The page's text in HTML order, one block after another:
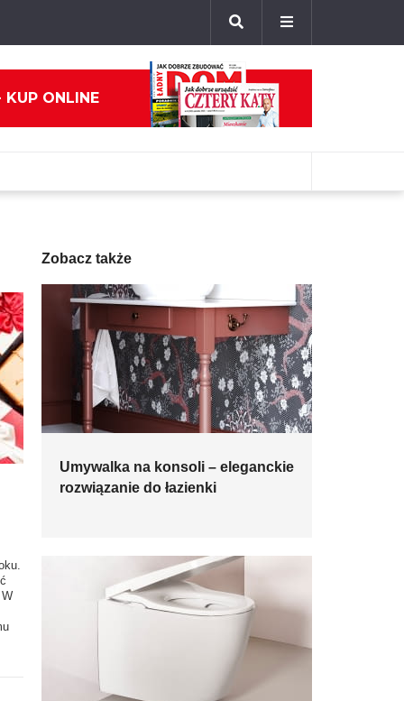
KUP ONLINE
Zobacz także
Umywalka na konsoli – eleganckie
rozwiązanie do łazienki